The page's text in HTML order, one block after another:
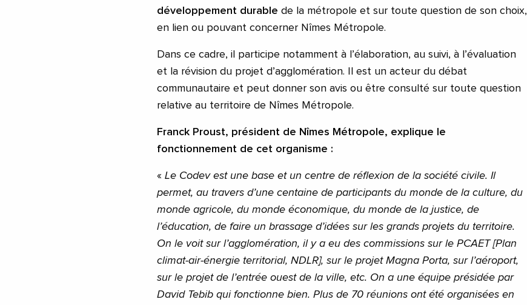
développement durable de la métropole et sur toute question de son choix,
en lien ou pouvant concerner Nîmes Métropole.
Dans ce cadre, il participe notamment à l’élaboration, au suivi, à l’évaluation
et la révision du projet d’agglomération. Il est un acteur du débat
communautaire et peut donner son avis ou être consulté sur toute question
relative au territoire de Nîmes Métropole.
Franck Proust, président de Nîmes Métropole, explique le
fonctionnement de cet organisme :
« Le Codev est une base et un centre de réflexion de la société civile. Il
permet, au travers d’une centaine de participants du monde de la culture, du
monde agricole, du monde économique, du monde de la justice, de
l’éducation, de faire un brassage d’idées sur les grands projets du territoire.
On le voit sur l’agglomération, il y a eu des commissions sur le PCAET [Plan
climat-air-énergie territorial, NDLR], sur le projet Magna Porta, sur l’aéroport,
sur le projet de l’entrée ouest de la ville, etc. On a une équipe présidée par
David Tebib qui fonctionne bien. Plus de 70 réunions ont été organisées en